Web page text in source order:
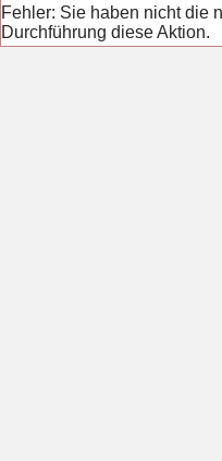
Fehler: Sie haben nicht die
Durchführung diese Aktion.